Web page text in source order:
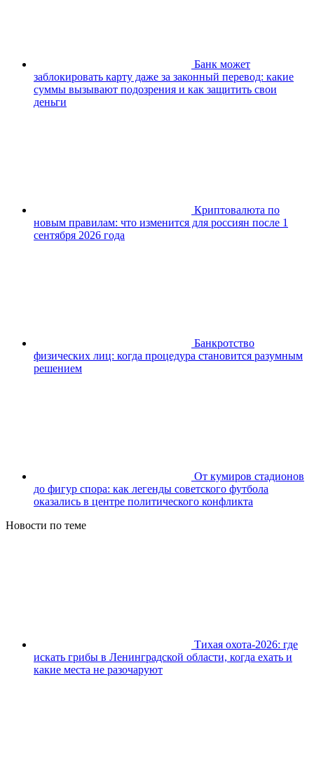
Банк может
заблокировать карту даже за законный перевод: какие
суммы вызывают подозрения и как защитить свои
деньги
Криптовалюта по
новым правилам: что изменится для россиян после 1
сентября 2026 года
Банкротство
физических лиц: когда процедура становится разумным
решением
От кумиров стадионов
до фигур спора: как легенды советского футбола
оказались в центре политического конфликта
Новости по теме
Тихая охота-2026: где
искать грибы в Ленинградской области, когда ехать и
какие места не разочаруют